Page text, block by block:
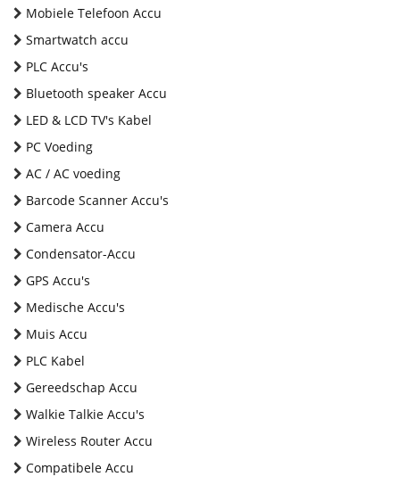
Mobiele Telefoon Accu
Smartwatch accu
PLC Accu's
Bluetooth speaker Accu
LED & LCD TV's Kabel
PC Voeding
AC / AC voeding
Barcode Scanner Accu's
Camera Accu
Condensator-Accu
GPS Accu's
Medische Accu's
Muis Accu
PLC Kabel
Gereedschap Accu
Walkie Talkie Accu's
Wireless Router Accu
Compatibele Accu